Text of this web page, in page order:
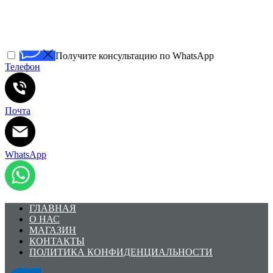
Получите консультацию по WhatsApp
Телефон
Почта
WhatsApp
ГЛАВНАЯ
О НАС
МАГАЗИН
КОНТАКТЫ
ПОЛИТИКА КОНФИДЕНЦИАЛЬНОСТИ